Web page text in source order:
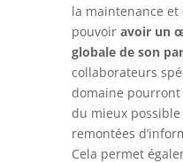
la maintenance et
pouvoir avoir un
globale de son
collaborateurs
domaine
du mieux possible
remontées
Cela permet